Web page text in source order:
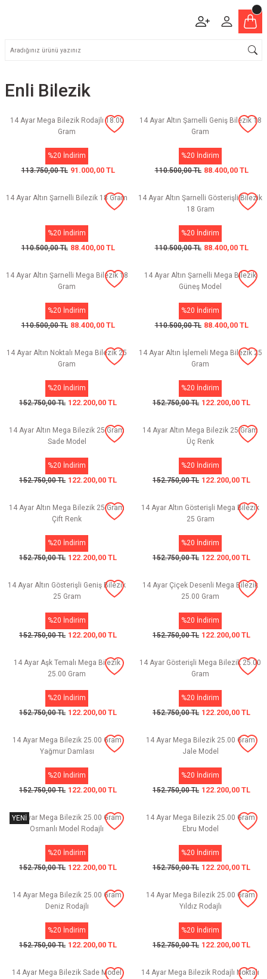
Enli Bilezik
14 Ayar Mega Bilezik Rodajlı 18.00
Gram
%20 İndirim
113.750,00 TL 91.000,00 TL
14 Ayar Altın Şarnelli Geniş Bilezik 18
Gram
%20 İndirim
110.500,00 TL 88.400,00 TL
14 Ayar Altın Şarnelli Bilezik 18 Gram
%20 İndirim
110.500,00 TL 88.400,00 TL
14 Ayar Altın Şarnelli Gösterişli Bilezik
18 Gram
%20 İndirim
110.500,00 TL 88.400,00 TL
14 Ayar Altın Şarnelli Mega Bilezik 18
Gram
%20 İndirim
110.500,00 TL 88.400,00 TL
14 Ayar Altın Şarnelli Mega Bilezik
Güneş Model
%20 İndirim
110.500,00 TL 88.400,00 TL
14 Ayar Altın Noktalı Mega Bilezik 25
Gram
%20 İndirim
152.750,00 TL 122.200,00 TL
14 Ayar Altın İşlemeli Mega Bilezik 25
Gram
%20 İndirim
152.750,00 TL 122.200,00 TL
14 Ayar Altın Mega Bilezik 25 Gram
Sade Model
%20 İndirim
152.750,00 TL 122.200,00 TL
14 Ayar Altın Mega Bilezik 25 Gram
Üç Renk
%20 İndirim
152.750,00 TL 122.200,00 TL
14 Ayar Altın Mega Bilezik 25 Gram
Çift Renk
%20 İndirim
152.750,00 TL 122.200,00 TL
14 Ayar Altın Gösterişli Mega Bilezik
25 Gram
%20 İndirim
152.750,00 TL 122.200,00 TL
14 Ayar Altın Gösterişli Geniş Bilezik
25 Gram
%20 İndirim
152.750,00 TL 122.200,00 TL
14 Ayar Çiçek Desenli Mega Bilezik
25.00 Gram
%20 İndirim
152.750,00 TL 122.200,00 TL
14 Ayar Aşk Temalı Mega Bilezik
25.00 Gram
%20 İndirim
152.750,00 TL 122.200,00 TL
14 Ayar Gösterişli Mega Bilezik 25.00
Gram
%20 İndirim
152.750,00 TL 122.200,00 TL
14 Ayar Mega Bilezik 25.00 Gram
Yağmur Damlası
%20 İndirim
152.750,00 TL 122.200,00 TL
14 Ayar Mega Bilezik 25.00 Gram
Jale Model
%20 İndirim
152.750,00 TL 122.200,00 TL
YENİ
14 Ayar Mega Bilezik 25.00 Gram
Osmanlı Model Rodajlı
%20 İndirim
152.750,00 TL 122.200,00 TL
14 Ayar Mega Bilezik 25.00 Gram
Ebru Model
%20 İndirim
152.750,00 TL 122.200,00 TL
14 Ayar Mega Bilezik 25.00 Gram
Deniz Rodajlı
%20 İndirim
152.750,00 TL 122.200,00 TL
14 Ayar Mega Bilezik 25.00 Gram
Yıldız Rodajlı
%20 İndirim
152.750,00 TL 122.200,00 TL
14 Ayar Mega Bilezik Sade Model
14 Ayar Mega Bilezik Rodajlı Noktalı